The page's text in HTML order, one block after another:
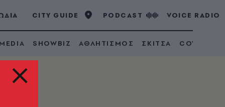
CITY GUIDE PODCAST VOICE RADIO
SHOWBIZ ΑΘΛΗΤΙΣΜΟΣ ΣΚΙΤΣΑ COVID 19